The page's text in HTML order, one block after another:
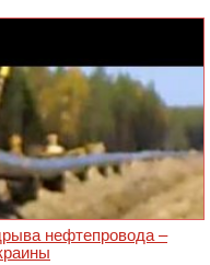
нефтепровода –